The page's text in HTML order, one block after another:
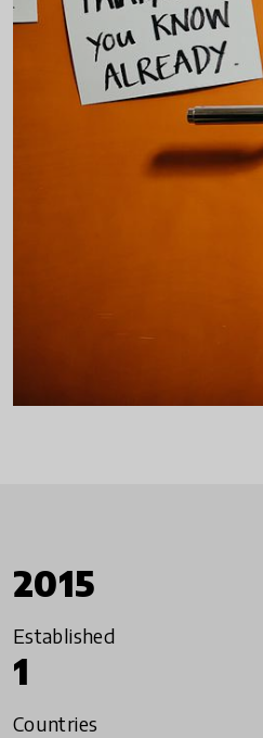
2015
Established
1
Countries